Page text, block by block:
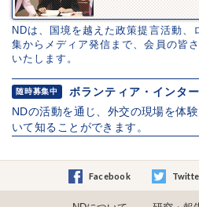
NDは、国境を越えた政策提言活動、
集からメディア発信まで、会員の皆
いたします。
随時募集中
ボランティア・インタ
NDの活動を通じ、外交の現場を体
いて知ることができます。
Facebook